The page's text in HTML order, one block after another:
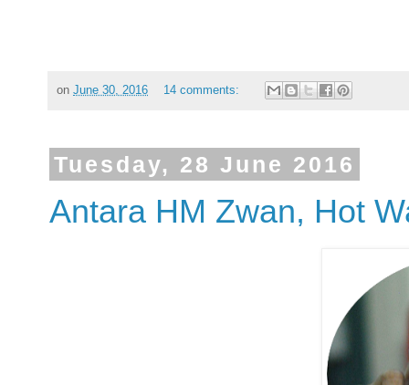
on June 30, 2016 14 comments:
Tuesday, 28 June 2016
Antara HM Zwan, Hot